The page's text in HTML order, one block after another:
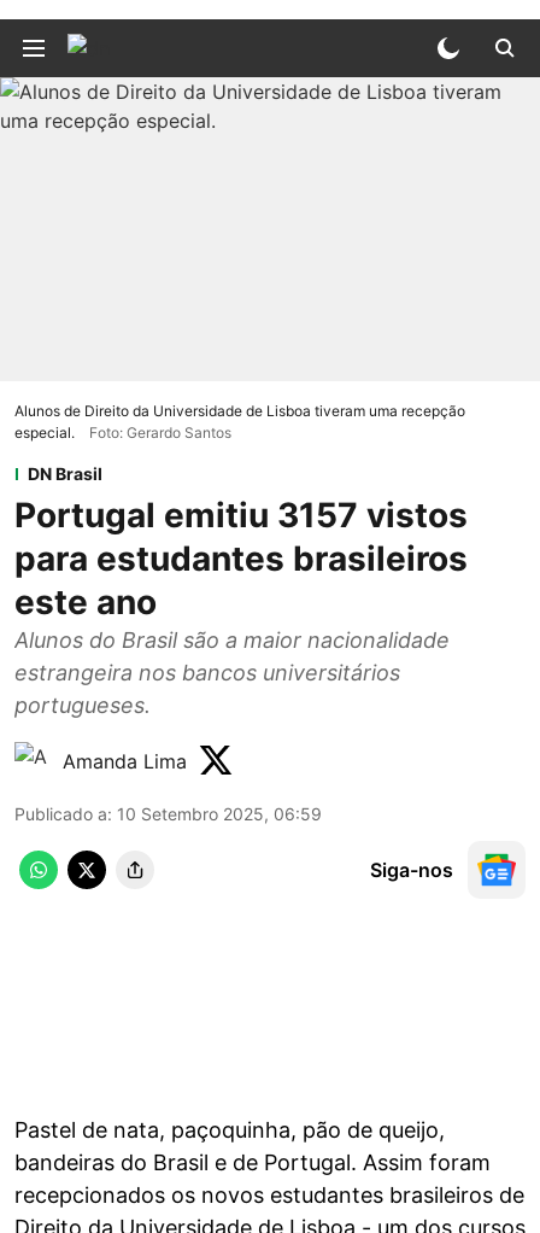
Alunos de Direito da Universidade de Lisboa tiveram uma recepção
especial.
Foto: Gerardo Santos
DN Brasil
Portugal emitiu 3157 vistos
para estudantes brasileiros
este ano
Alunos do Brasil são a maior nacionalidade
estrangeira nos bancos universitários
portugueses.
Amanda Lima
Publicado a: 10 Setembro 2025, 06:59
Siga-nos
Pastel de nata, paçoquinha, pão de queijo,
bandeiras do Brasil e de Portugal. Assim foram
recepcionados os novos estudantes brasileiros de
Direito da Universidade de Lisboa - um dos cursos